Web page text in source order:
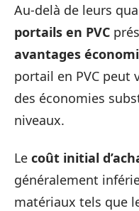
Au-delà de leurs
portails en PVC
avantages
portail en PVC peut
des économies
niveaux.
Le coût initial
généralement
matériaux tels que